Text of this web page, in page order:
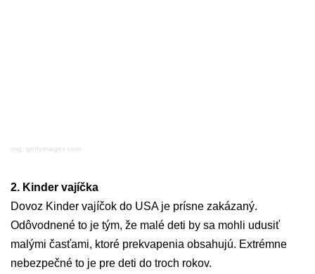
img: gettyimages.com
2. Kinder vajíčka
Dovoz Kinder vajíčok do USA je prísne zakázaný.
Odôvodnené to je tým, že malé deti by sa mohli udusiť
malými časťami, ktoré prekvapenia obsahujú. Extrémne
nebezpečné to je pre deti do troch rokov.